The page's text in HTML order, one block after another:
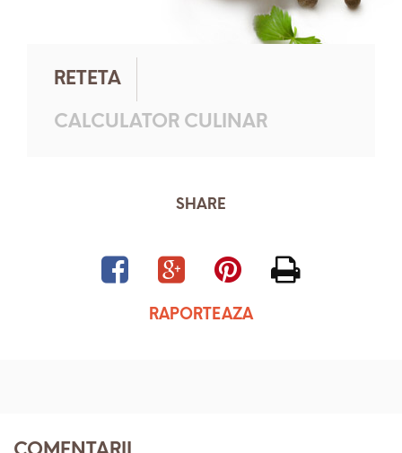
RETETA
CALCULATOR CULINAR
SHARE
RAPORTEAZA